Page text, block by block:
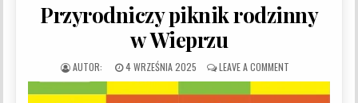
Przyrodniczy piknik rodzinny
w Wieprzu
PUBLISHED DATE:
4 WRZEŚNIA 2025 LEAVE A COMMENT